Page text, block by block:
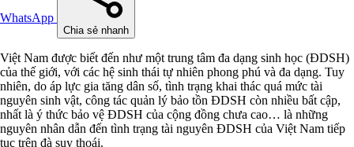
WhatsApp
Chia sẻ nhanh
Việt Nam được biết đến như một trung tâm đa dạng sinh học (ĐDSH)
của thế giới, với các hệ sinh thái tự nhiên phong phú và đa dạng. Tuy
nhiên, do áp lực gia tăng dân số, tình trạng khai thác quá mức tài
nguyên sinh vật, công tác quản lý bảo tồn ĐDSH còn nhiều bất cập,
nhất là ý thức bảo vệ ĐDSH của cộng đồng chưa cao… là những
nguyên nhân dẫn đến tình trạng tài nguyên ĐDSH của Việt Nam tiếp
tục trên đà suy thoái.